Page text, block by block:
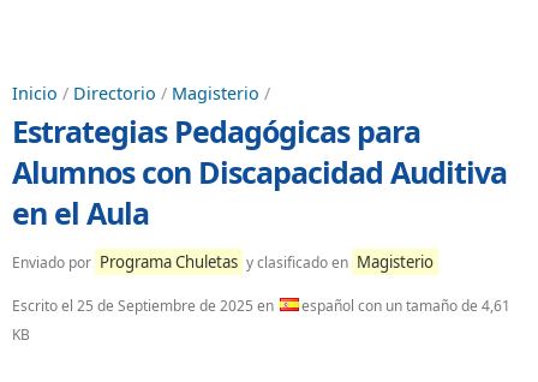
Inicio / Directorio / Magisterio /
Estrategias Pedagógicas para
Alumnos con Discapacidad Auditiva
en el Aula
Enviado por Programa Chuletas y clasificado en Magisterio
Escrito el 25 de Septiembre de 2025 en
español con un tamaño de 4,61
KB